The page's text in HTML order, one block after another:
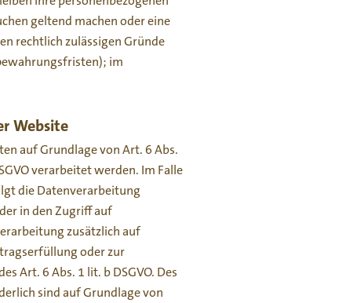
geltend machen oder eine
rechtlich zulässigen Gründe
im
Website
auf Grundlage von Art. 6 Abs.
verarbeitet werden. Im Falle
die Datenverarbeitung
in den Zugriff auf
zusätzlich auf
oder zur
Art. 6 Abs. 1 lit. b DSGVO. Des
sind auf Grundlage von